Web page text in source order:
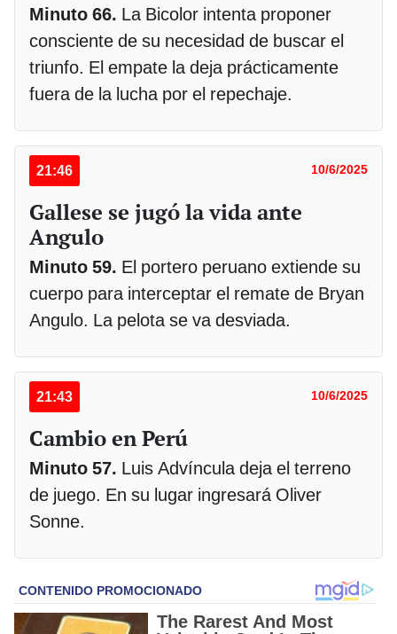
Minuto 66. La Bicolor intenta proponer
consciente de su necesidad de buscar el
triunfo. El empate la deja prácticamente
fuera de la lucha por el repechaje.
21:46 10/6/2025
Gallese se jugó la vida ante
Angulo
Minuto 59. El portero peruano extiende su
cuerpo para interceptar el remate de Bryan
Angulo. La pelota se va desviada.
21:43 10/6/2025
Cambio en Perú
Minuto 57. Luis Advíncula deja el terreno
de juego. En su lugar ingresará Oliver
Sonne.